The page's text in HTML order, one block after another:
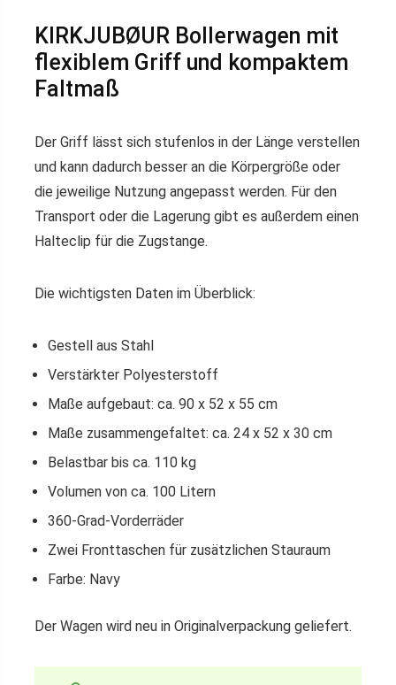
KIRKJUBØUR Bollerwagen mit
flexiblem Griff und kompaktem
Faltmaß
Der Griff lässt sich stufenlos in der Länge verstellen
und kann dadurch besser an die Körpergröße oder
die jeweilige Nutzung angepasst werden. Für den
Transport oder die Lagerung gibt es außerdem einen
Halteclip für die Zugstange.
Die wichtigsten Daten im Überblick:
Gestell aus Stahl
Verstärkter Polyesterstoff
Maße aufgebaut: ca. 90 x 52 x 55 cm
Maße zusammengefaltet: ca. 24 x 52 x 30 cm
Belastbar bis ca. 110 kg
Volumen von ca. 100 Litern
360-Grad-Vorderräder
Zwei Fronttaschen für zusätzlichen Stauraum
Farbe: Navy
Der Wagen wird neu in Originalverpackung geliefert.